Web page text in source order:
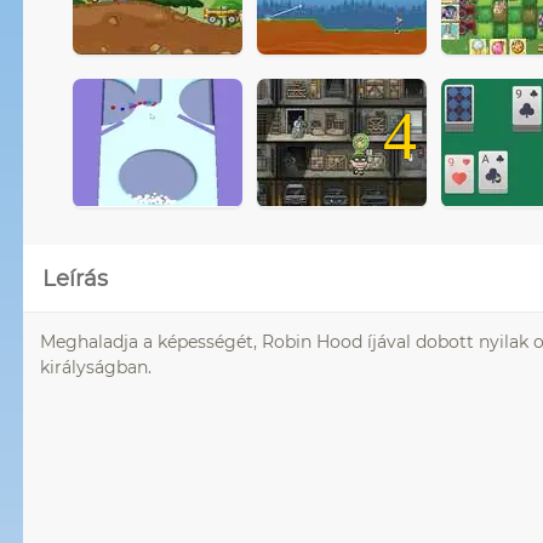
4
Leírás
Meghaladja a képességét, Robin Hood íjával dobott nyilak
királyságban.